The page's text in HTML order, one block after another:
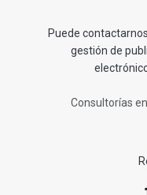
Puede
gestión de
Consultorías